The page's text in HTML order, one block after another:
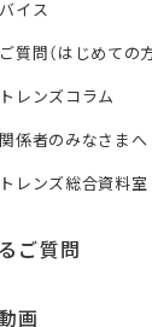
イス
質問（はじめての方
レンズコラム
係者のみなさまへ
レンズ総合資料室
ご質問
画